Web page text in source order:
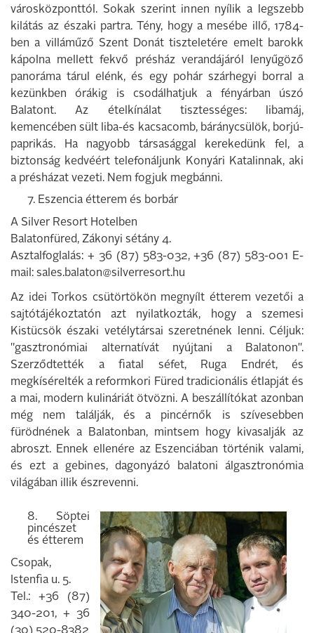
városközponttól. So­kak szerint innen nyílik a legszebb
kilátás az északi partra. Tény, hogy a mesébe illő, 1784-
ben a villáműző Szent Donát tiszte­letére emelt barokk
kápolna mellett fek­vő présház verandájáról lenyűgöző
pano­ráma tárul elénk, és egy pohár szárhegyi borral a
kezünkben órákig is csodálhatjuk a fényárban úszó
Balatont. Az ételkínálat tisztességes: libamáj,
kemencében sült liba-és kacsacomb, báránycsülök, borjú­
paprikás. Ha nagyobb társasággal kereke­dünk fel, a
biztonság kedvéért telefonál­junk Konyári Katalinnak, aki
a présházat vezeti. Nem fogjuk megbánni.
7. Eszencia étterem és borbár
A Silver Resort Hotelben
Balatonfüred, Zákonyi sétány 4.
Asztalfoglalás: + 36 (87) 583-032, +36 (87) 583-001 E-
mail: sales.balaton@silverresort.hu
Az idei Torkos csütörtökön megnyílt étte­rem vezetői a
sajtótájékoztatón azt nyi­latkozták, hogy a szemesi
Kistücsök észa­ki vetélytársai szeretnének lenni. Céljuk:
"gasztronómiai alternatívát nyújtani a Balatonon".
Szerződtették a fiatal séfet, Ruga Endrét, és
megkísérelték a reform­kori Füred tradicionális étlapját és
a mai, modern kulináriát ötvözni. A beszállítókat azonban
még nem találják, és a pincér­nők is szívesebben
fürödnének a Balaton­ban, mintsem hogy kivasalják az
abroszt. Ennek ellenére az Eszenciában történik valami,
és ezt a gebines, dagonyázó ba­latoni álgasztronómia
világában illik ész­revenni.
8. Söptei
pincészet
és étterem
Csopak,
Istenfia u. 5.
Tel.: +36 (87)
340-201, + 36